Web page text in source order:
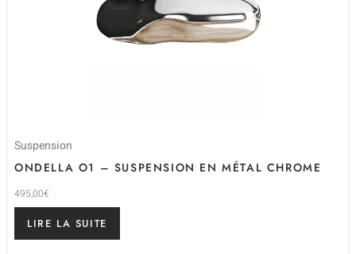
Suspension
ONDELLA O1 – SUSPENSION EN MÉTAL CHROME
495,00€
LIRE LA SUITE